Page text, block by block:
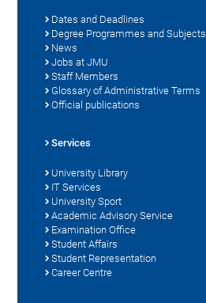
Dates and Deadlines
Degree Programmes and Subjects
News
Jobs at JMU
Staff Members
Glossary of Administrative Terms
Official publications
Services
University Library
IT Services
University Sport
Academic Advisory Service
Examination Office
Student Affairs
Student Representation
Career Centre